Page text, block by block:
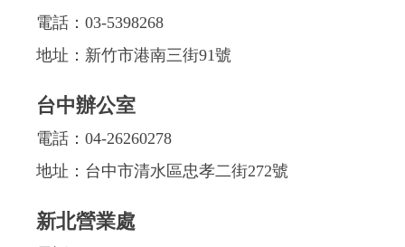
電話： 03-5398268
地址：新竹市港南三街91號
台中辦公室
電話： 04-26260278
地址：台中市清水區忠孝二街272號
新北營業處